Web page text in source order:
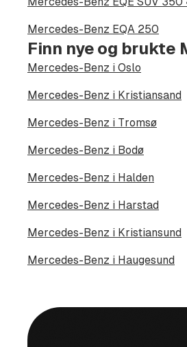
Mercedes-Benz EQA 250
Finn nye og brukte
Mercedes-Benz i Oslo
Mercedes-Benz i Kristiansand
Mercedes-Benz i Tromsø
Mercedes-Benz i Bodø
Mercedes-Benz i Halden
Mercedes-Benz i Harstad
Mercedes-Benz i Kristiansund
Mercedes-Benz i Haugesund